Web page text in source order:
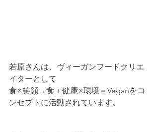
若原さんは、ヴィーガンフードクリエ
イターとして
食×笑顔→食＋健康×環境＝Veganをコ
ンセプトに活動されています。